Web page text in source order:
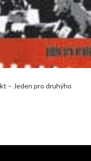
– Jeden pro druhýho